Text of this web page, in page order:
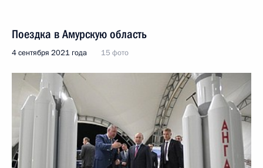
Поездка в Амурскую область
4 сентября 2021 года 15 фото